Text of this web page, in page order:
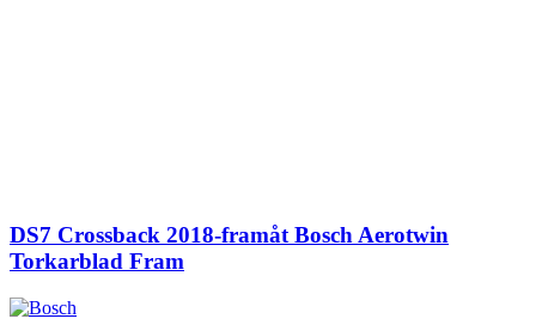
DS7 Crossback 2018-framåt Bosch Aerotwin
Torkarblad Fram